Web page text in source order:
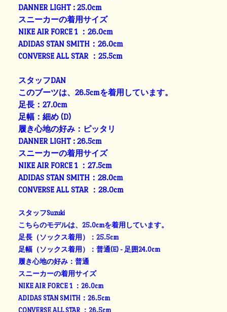
DANNER LIGHT : 25.0cm
スニーカーの着用サイズ
NIKE AIR FORCE 1 ：26.0cm
ADIDAS STAN SMITH：26.0cm
CONVERSE ALL STAR ：25.5cm
スタッフDAN
このブーツは、26.5cmを着用しています。
足長：27.0cm
足幅：細め (D)
履き心地の好み：ピッタリ
DANNER LIGHT : 26.5cm
スニーカーの着用サイズ
NIKE AIR FORCE 1 ：27.5cm
ADIDAS STAN SMITH：28.0cm
CONVERSE ALL STAR ：28.0cm
スタッフSuzuki
こちらのモデルは、25.0cmを着用しています。
足長（ソックス着用）：25.5cm
足幅（ソックス着用）：普通(E) - 足囲24.0cm
履き心地の好み：普通
スニーカーの着用サイズ
NIKE AIR FORCE 1 ：26.0cm
ADIDAS STAN SMITH：26.5cm
CONVERSE ALL STAR ：26.5cm